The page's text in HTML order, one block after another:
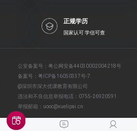
正规学历
国家认可 学信可查
公安备案号： 粤公网安备44030002004218号
备案号： 粤ICP备16050337号-7
@深圳市深大优课教育有限公司
违法和不良信息举报电话： 0755-26920591
举报邮箱： uooc@xuelipai.cn